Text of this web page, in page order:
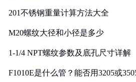
201不锈钢重量计算方法大全
M20螺纹大径和小径是多少
1-1/4 NPT螺纹参数及底孔尺寸详解
F1010E是什么管？能否用3205或